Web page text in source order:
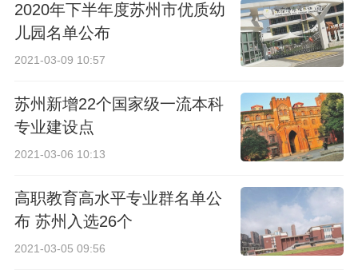
2020年下半年度苏州市优质幼
儿园名单公布
2021-03-09 10:57
苏州新增22个国家级一流本科
专业建设点
2021-03-06 10:13
高职教育高水平专业群名单公
布 苏州入选26个
2021-03-05 09:56